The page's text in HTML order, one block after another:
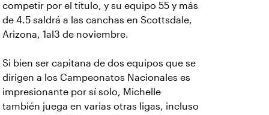
competir por el título, y su equipo 55 y más
de 4.5 saldrá a las canchas en Scottsdale,
Arizona, 1al3 de noviembre.
Si bien ser capitana de dos equipos que se
dirigen a los Campeonatos Nacionales es
impresionante por sí solo, Michelle
también juega en varias otras ligas, incluso